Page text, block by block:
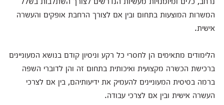
המשרות המוצעות בתחום ובין אם לצורך הרחבת אופקים והעשרה
אישית.
הלימודים מתאימים הן לחסרי כל רקע וניסיון קודם בנושא המעוניינים
ברכישת הכשרה מקצועית ואיכותית בתחום זה והן לדוברי השפה
ברמה בסיסית המעוניינים להעמיק את ידיעותיהם, בין אם לצרכי
העשרה אישית ובין אם לצרכי עבודה.